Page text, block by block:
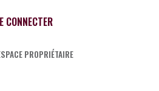
CONNECTER
PROPRIÉTAIRE